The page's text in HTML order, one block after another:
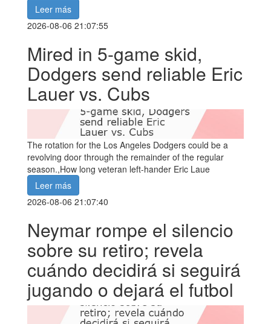
Leer más
2026-08-06 21:07:55
Mired in 5-game skid,
Dodgers send reliable Eric
Lauer vs. Cubs
The rotation for the Los Angeles Dodgers could be a
revolving door through the remainder of the regular
season.,How long veteran left-hander Eric Laue
Leer más
2026-08-06 21:07:40
Neymar rompe el silencio
sobre su retiro; revela
cuándo decidirá si seguirá
jugando o dejará el futbol